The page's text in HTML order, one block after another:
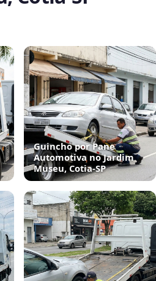
Guincho por Pane
Automotiva no Jardim
Museu, Cotia‑SP